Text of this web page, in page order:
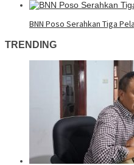
BNN Poso Serahkan Tiga
TRENDING